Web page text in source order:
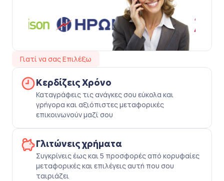
Γιατί να σας Επιλέξω
Κερδίζεις Χρόνο
Καταγράφεις τις ανάγκες σου εύκολα και
γρήγορα και αξιόπιστες μεταφορικές
επικοινωνούν μαζί σου
Γλιτώνεις χρήματα
Συγκρίνεις έως και 5 προσφορές από κορυφαίες
μεταφορικές και επιλέγεις αυτή που σου
ταιριάζει